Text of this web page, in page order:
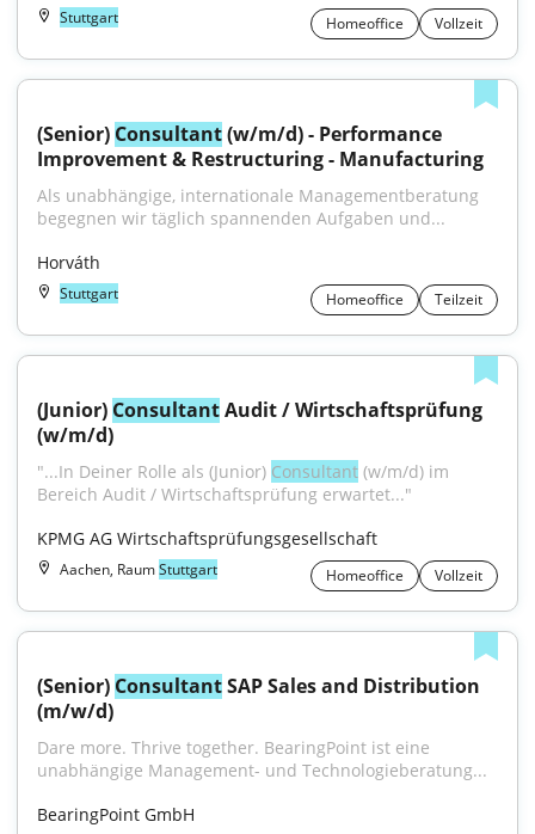
Stuttgart Homeoffice Vollzeit
(Senior) Consultant (w/m/d) - Performance
Improvement & Restructuring - Manufacturing
Als unabhängige, internationale Managementberatung
begegnen wir täglich spannenden Aufgaben und...
Horváth
Stuttgart Homeoffice Teilzeit
(Junior) Consultant Audit / Wirtschaftsprüfung
(w/m/d)
"...In Deiner Rolle als (Junior) Consultant (w/m/d) im
Bereich Audit / Wirtschaftsprüfung erwartet..."
KPMG AG Wirtschaftsprüfungsgesellschaft
Aachen, RaumStuttgart Homeoffice Vollzeit
(Senior) Consultant SAP Sales and Distribution
(m/w/d)
Dare more. Thrive together. BearingPoint ist eine
unabhängige Management- und Technologieberatung...
BearingPoint GmbH